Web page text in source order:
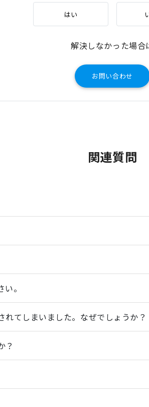
はい
解決しなかった場合
お問い合わせ
関連質問
。
てしまいました。なぜでしょうか？
？